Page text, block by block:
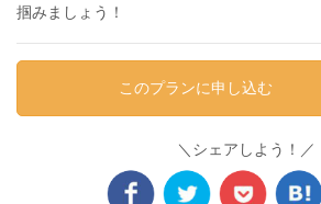
掴みましょう！
このプランに申し込む
＼シェアしよう！／